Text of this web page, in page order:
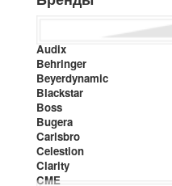
Audix
Behringer
Beyerdynamic
Blackstar
Boss
Bugera
Carlsbro
Celestion
Clarity
CME